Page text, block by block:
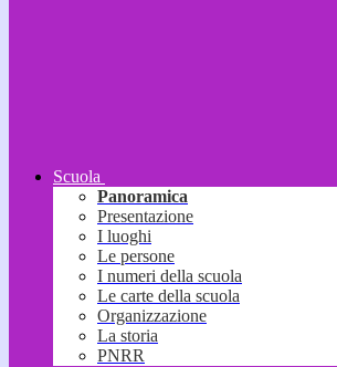
Scuola
Panoramica
Presentazione
I luoghi
Le persone
I numeri della scuola
Le carte della scuola
Organizzazione
La storia
PNRR